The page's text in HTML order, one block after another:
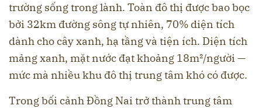
trường sống trong lành. Toàn đô thị được bao bọc
bởi 32km đường sông tự nhiên, 70% diện tích
dành cho cây xanh, hạ tầng và tiện ích. Diện tích
mảng xanh, mặt nước đạt khoảng 18m²/người —
mức mà nhiều khu đô thị trung tâm khó có được.
Trong bối cảnh Đồng Nai trở thành trung tâm